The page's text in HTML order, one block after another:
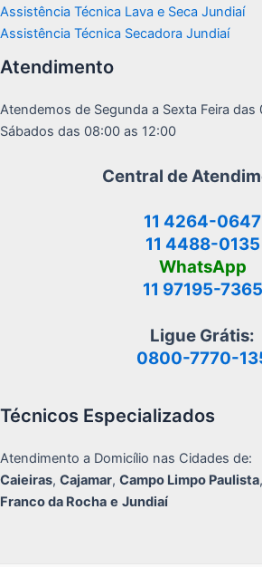
Assistência Técnica Lava e Seca Jundiaí
Assistência Técnica Secadora Jundiaí
Atendimento
Atendemos de Segunda a Sexta Feira
Sábados das 08:00 as 12:00
Central de
11 4264-0647
11 4488-0135
WhatsApp
11 97195-7365
Ligue Grátis:
0800-7770-
Técnicos Especializados
Atendimento a Domicílio nas Cidades de:
Caieiras, Cajamar, Campo Limpo Paulista,
Franco da Rocha e Jundiaí